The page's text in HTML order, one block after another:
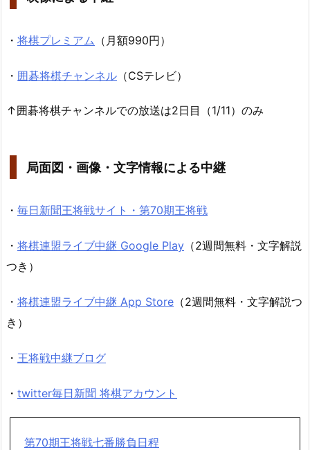
・ 将棋プレミアム （月額990円）
・ 囲碁将棋チャンネル （CSテレビ）
↑囲碁将棋チャンネルでの放送は2日目（1/11）のみ
局面図・画像・文字情報による中継
・ 毎日新聞王将戦サイト・第70期王将戦
・ 将棋連盟ライブ中継 Google Play （2週間無料・文字解説
つき）
・ 将棋連盟ライブ中継 App Store （2週間無料・文字解説つ
き）
・ 王将戦中継ブログ
・ twitter毎日新聞 将棋アカウント
第70期王将戦七番勝負日程